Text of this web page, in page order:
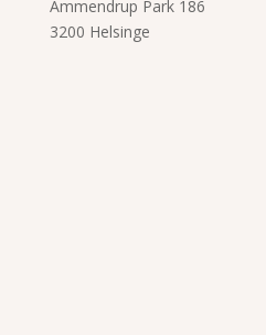
Ammendrup Park 186
3200 Helsinge